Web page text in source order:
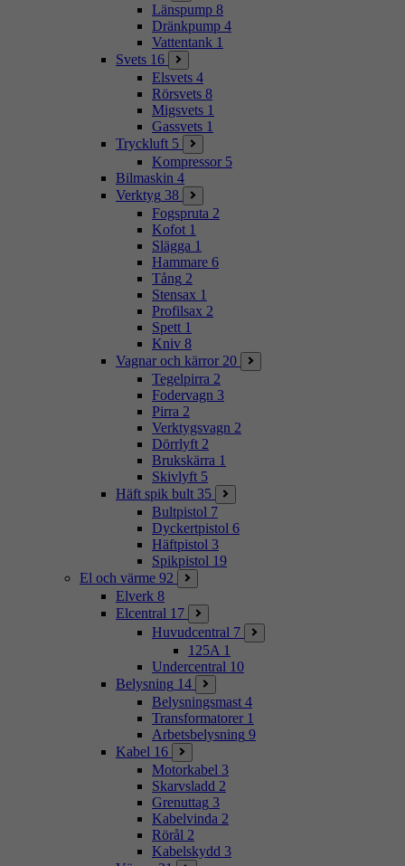
Länspump 8
Dränkpump 4
Vattentank 1
Svets 16
Elsvets 4
Rörsvets 8
Migsvets 1
Gassvets 1
Tryckluft 5
Kompressor 5
Bilmaskin 4
Verktyg 38
Fogspruta 2
Kofot 1
Slägga 1
Hammare 6
Tång 2
Stensax 1
Profilsax 2
Spett 1
Kniv 8
Vagnar och kärror 20
Tegelpirra 2
Fodervagn 3
Pirra 2
Verktygsvagn 2
Dörrlyft 2
Brukskärra 1
Skivlyft 5
Häft spik bult 35
Bultpistol 7
Dyckertpistol 6
Häftpistol 3
Spikpistol 19
El och värme 92
Elverk 8
Elcentral 17
Huvudcentral 7
125A 1
Undercentral 10
Belysning 14
Belysningsmast 4
Transformatorer 1
Arbetsbelysning 9
Kabel 16
Motorkabel 3
Skarvsladd 2
Grenuttag 3
Kabelvinda 2
Rörål 2
Kabelskydd 3